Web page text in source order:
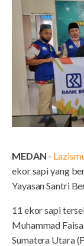
MEDAN -
ekor sapi yang
Yayasan Santri
11 ekor sapi
Muhammad
Sumatera Utara